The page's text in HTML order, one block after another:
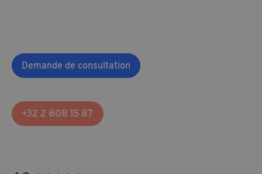
Demande de consultation
+32 2 808 15 87